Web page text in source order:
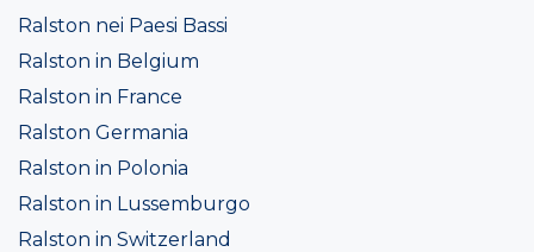
Ralston nei Paesi Bassi
Ralston in Belgium
Ralston in France
Ralston Germania
Ralston in Polonia
Ralston in Lussemburgo
Ralston in Switzerland